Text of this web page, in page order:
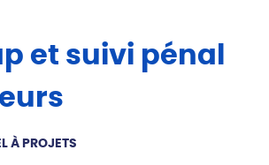
et suivi pénal
À PROJETS